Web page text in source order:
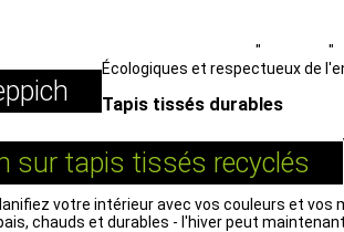
sur tapis tissés recyclés
" "
Écologiques et respectueux de
Tapis tissés durables
votre intérieur avec vos couleurs et
chauds et durables - l'hiver peut